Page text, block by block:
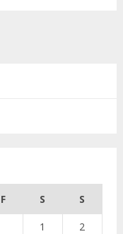
F S S
1
2